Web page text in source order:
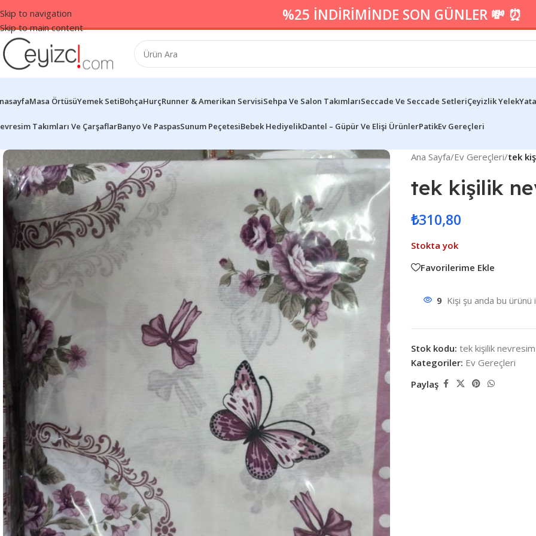
Skip to navigation
Skip to main content
%25 İNDİRİMİNDE SON GÜNLER 💸 ⏰
Masa ÖrtüsüYemek SetiBohçaHurçRunner & Amerikan ServisiSehpa Ve Salon TakımlarıSeccade Ve Seccade SetleriÇeyizlik Yelek
Takımları Ve ÇarşaflarBanyo Ve PaspasSunum PeçetesiBebek HediyelikDantel – Güpür Ve Elişi ÜrünlerPatikEv Gereçleri
Ana Sayfa/Ev Gereçleri/tek
tek kişilik
₺310,80
Stokta yok
Favorilerime Ekle
9 Kişi şu anda bu ürünü
Stok kodu: tek kişilik
Kategoriler: Ev Gereçleri
Paylaş